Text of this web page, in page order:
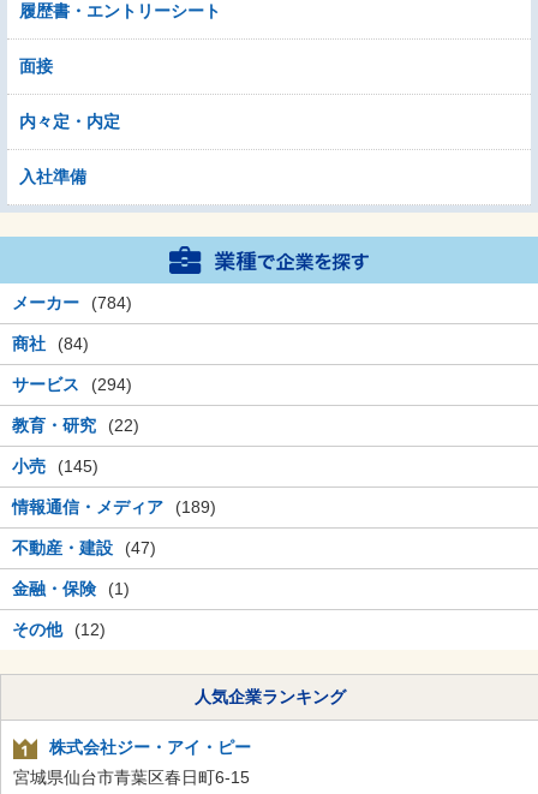
履歴書・エントリーシート
面接
内々定・内定
入社準備
メーカー (784)
商社 (84)
サービス (294)
教育・研究 (22)
小売 (145)
情報通信・メディア (189)
不動産・建設 (47)
金融・保険 (1)
その他 (12)
人気企業ランキング
株式会社ジー・アイ・ピー
宮城県仙台市青葉区春日町6-15